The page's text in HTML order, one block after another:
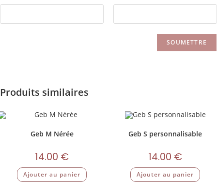
Produits similaires
Geb M Nérée
14.00 €
Ajouter au panier
Geb S personnalisable
14.00 €
Ajouter au panier